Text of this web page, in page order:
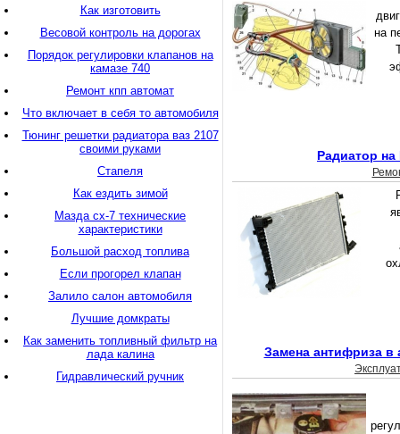
на
Радиатор на
Замена антифриза
Как изготовить
Весовой контроль на дорогах
Порядок регулировки клапанов на
камазе 740
Ремонт кпп автомат
Что включает в себя то автомобиля
Тюнинг решетки радиатора ваз 2107
своими руками
Стапеля
Как ездить зимой
Мазда сх-7 технические
характеристики
Большой расход топлива
Если прогорел клапан
Залило салон автомобиля
Лучшие домкраты
Как заменить топливный фильтр на
лада калина
Гидравлический ручник